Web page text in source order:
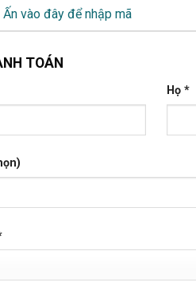
Ấn vào đây để nhập mã
TOÁN
Họ*